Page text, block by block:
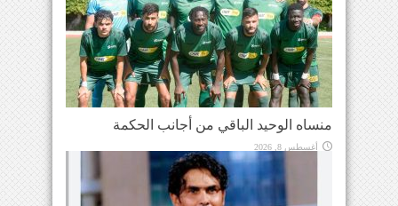
منساه الوحيد الباقي من أجانب الحكمة
أغسطس 8, 2026